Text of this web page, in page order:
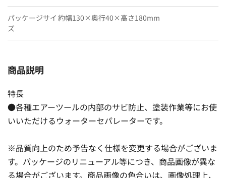
パッケージサイ
ズ
約幅130×奥行40×高さ180mm
商品説明
特長
●各種エアーツールの内部のサビ防止、塗装作業等にお使
いいただけるウォーターセパレーターです。
※品質向上のため予告なく仕様を変更する場合がございま
す。パッケージのリニューアル等につき、商品画像が異な
る場合がございます。商品画像の色合いは、画像処理上、